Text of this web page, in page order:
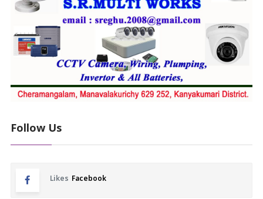
Follow Us
Likes Facebook